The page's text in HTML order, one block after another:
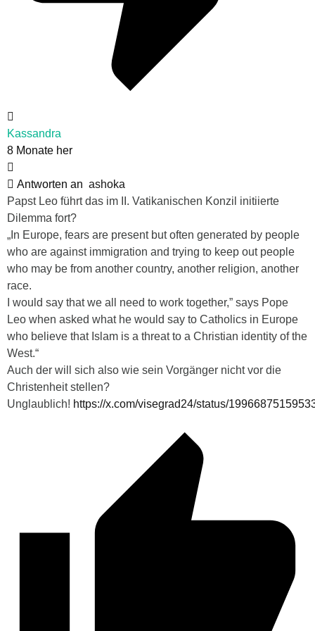
Kassandra
8 Monate her
Antworten an ashoka
Papst Leo führt das im II. Vatikanischen Konzil initiierte
Dilemma fort?
„In Europe, fears are present but often generated by people
who are against immigration and trying to keep out people
who may be from another country, another religion, another
race.
I would say that we all need to work together,” says Pope
Leo when asked what he would say to Catholics in Europe
who believe that Islam is a threat to a Christian identity of the
West.“
Auch der will sich also wie sein Vorgänger nicht vor die
Christenheit stellen?
Unglaublich! https://x.com/visegrad24/status/